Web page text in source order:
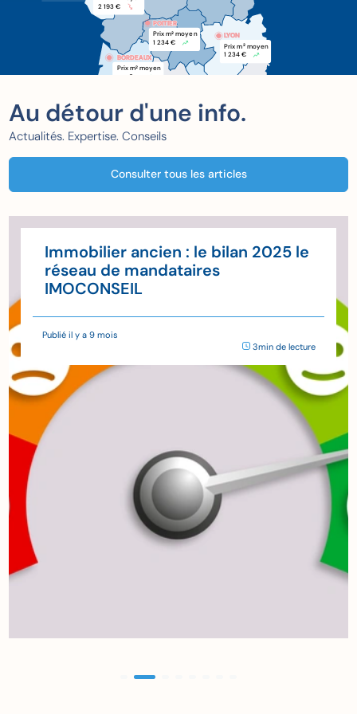
2 193 €
BORDEAUX
BORDEAUX
Prix m2 moyen
xxx €
POITIER
POITIER
Prix m2 moyen
1 234 €
LYON
Prix m2 moyen
1 234 €
Au détour d'une info.
Actualités. Expertise. Conseils
Consulter tous les articles
Immobilier ancien : le bilan 2025 le
réseau de mandataires
IMOCONSEIL
Publié il y a 9 mois
3min de lecture